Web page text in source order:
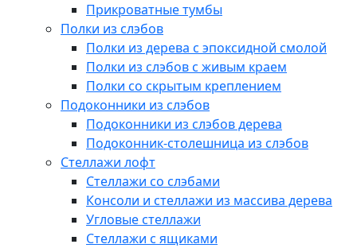
Прикроватные тумбы
Полки из слэбов
Полки из дерева с эпоксидной смолой
Полки из слэбов с живым краем
Полки со скрытым креплением
Подоконники из слэбов
Подоконники из слэбов дерева
Подоконник-столешница из слэбов
Стеллажи лофт
Стеллажи со слэбами
Консоли и стеллажи из массива дерева
Угловые стеллажи
Стеллажи с ящиками